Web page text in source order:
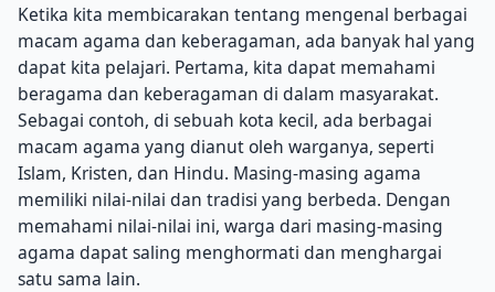
Ketika kita membicarakan tentang mengenal berbagai
macam agama dan keberagaman, ada banyak hal yang
dapat kita pelajari. Pertama, kita dapat memahami
beragama dan keberagaman di dalam masyarakat.
Sebagai contoh, di sebuah kota kecil, ada berbagai
macam agama yang dianut oleh warganya, seperti
Islam, Kristen, dan Hindu. Masing-masing agama
memiliki nilai-nilai dan tradisi yang berbeda. Dengan
memahami nilai-nilai ini, warga dari masing-masing
agama dapat saling menghormati dan menghargai
satu sama lain.